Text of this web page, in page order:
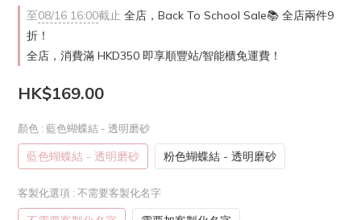
至08/16 16:00截止 全店，Back To School Sale📚 全店兩件9
折！
全店，消費滿 HKD350 即享順豐站/智能櫃免運費！
HK$169.00
顏色 : 藍色蝴蝶結 - 透明磨砂
藍色蝴蝶結 - 透明磨砂 粉色蝴蝶結 - 透明磨砂
客製化選項 : 不需要客製化名字